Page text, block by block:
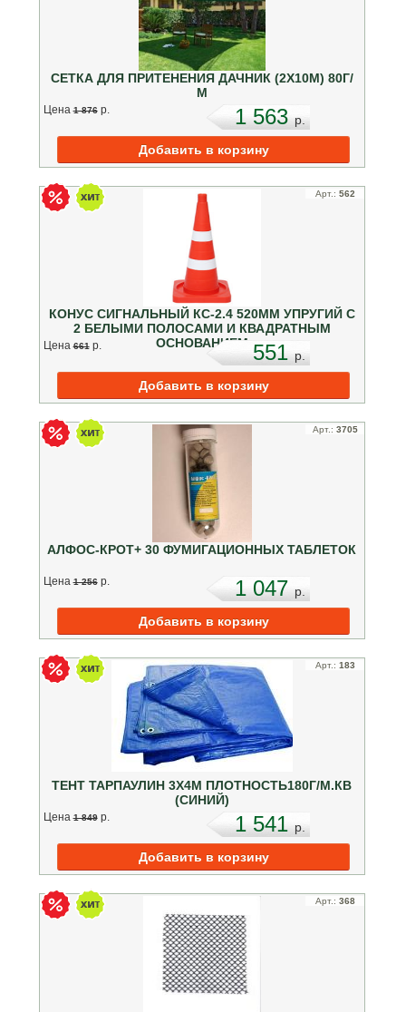
СЕТКА ДЛЯ ПРИТЕНЕНИЯ ДАЧНИК (2Х10М) 80Г/
М
Цена 1 876 p. 1 563p.
Арт.: 562
КОНУС СИГНАЛЬНЫЙ КС-2.4 520ММ УПРУГИЙ С
2 БЕЛЫМИ ПОЛОСАМИ И КВАДРАТНЫМ
ОСНОВАНИЕМ
Цена 661 p. 551p.
Арт.: 3705
АЛФОС-КРОТ+ 30 ФУМИГАЦИОННЫХ ТАБЛЕТОК
Цена 1 256 p. 1 047p.
Арт.: 183
ТЕНТ ТАРПАУЛИН 3Х4М ПЛОТНОСТЬ180Г/М.КВ
(СИНИЙ)
Цена 1 849 p. 1 541p.
Арт.: 368